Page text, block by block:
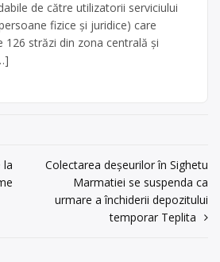
de către utilizatorii serviciului
fizice și juridice) care
126 străzi din zona centrală și
la
Colectarea deșeurilor în Sighetu
Marmatiei se suspenda ca
urmare a închiderii depozitului
temporar Teplita